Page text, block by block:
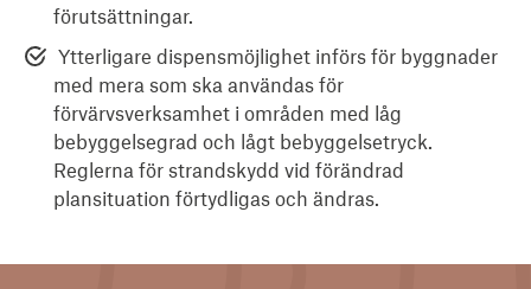
förutsättningar.
Ytterligare dispensmöjlighet införs för byggnader
med mera som ska användas för
förvärvsverksamhet i områden med låg
bebyggelsegrad och lågt bebyggelsetryck.
Reglerna för strandskydd vid förändrad
plansituation förtydligas och ändras.